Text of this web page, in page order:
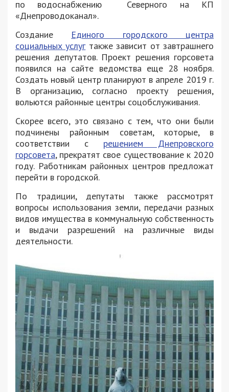
по водоснабжению Северного на КП
«Днепроводоканал».
Создание Единого городского центра
социальных услугтакже зависит от завтрашнего
решения депутатов. Проект решения горсовета
появился на сайте ведомства еще 28 ноября.
Создать новый центр планируют в апреле 2019 г.
В организацию, согласно проекту решения,
вольются районные центры соцобслуживания.
Скорее всего, это связано с тем, что они были
подчинены районным советам, которые, в
соответствии с решением Днепровского
горсовета, прекратят свое существование к 2020
году. Работникам районных центров предложат
перейти в городской.
По традиции, депутаты также рассмотрят
вопросы использования земли, передачи разных
видов имущества в коммунальную собственность
и выдачи разрешений на различные виды
деятельности.